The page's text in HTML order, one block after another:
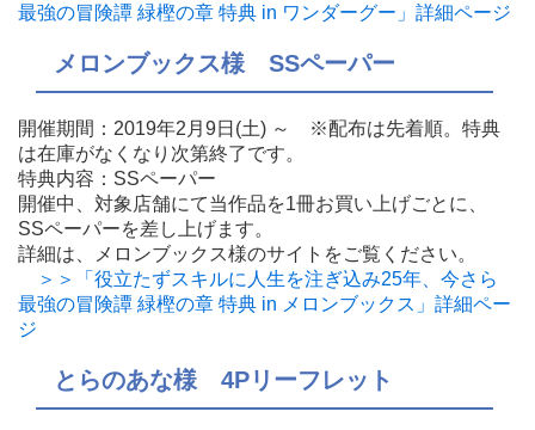
最強の冒険譚 緑樫の章 特典 in ワンダーグー」詳細ページ
メロンブックス様 SSペーパー
開催期間：2019年2月9日(土) ～ ※配布は先着順。特典
は在庫がなくなり次第終了です。
特典内容：SSペーパー
開催中、対象店舗にて当作品を1冊お買い上げごとに、
SSペーパーを差し上げます。
詳細は、メロンブックス様のサイトをご覧ください。
＞＞「役立たずスキルに人生を注ぎ込み25年、今さら
最強の冒険譚 緑樫の章 特典 in メロンブックス」詳細ペー
ジ
とらのあな様 4Pリーフレット